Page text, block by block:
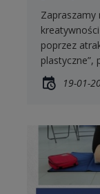
Zapraszamy
poprzez
plastyczne”,
19-01-